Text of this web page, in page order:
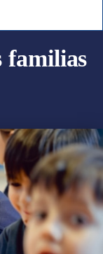
familias